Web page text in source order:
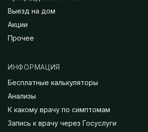
Выезд на дом
Акции
Прочее
ИНФОРМАЦИЯ
Бесплатные калькуляторы
Анализы
К какому врачу по симптомам
Запись к врачу через Госуслуги